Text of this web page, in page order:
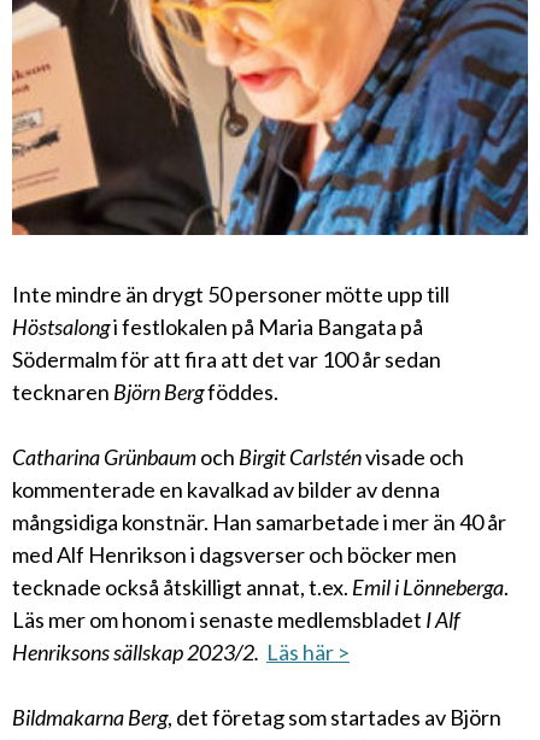
Inte mindre än drygt 50 personer mötte upp till
Höstsalongi festlokalen på Maria Bangata på
Södermalm för att fira att det var 100 år sedan
tecknaren Björn Bergföddes.
Catharina Grünbaumoch Birgit Carlsténvisade och
kommenterade en kavalkad av bilder av denna
mångsidiga konstnär. Han samarbetade i mer än 40 år
med Alf Henrikson i dagsverser och böcker men
tecknade också åtskilligt annat, t.ex. Emil i Lönneberga.
Läs mer om honom i senaste medlemsbladet I Alf
Henriksons sällskap 2023/2. Läs här >
Bildmakarna Berg, det företag som startades av Björn